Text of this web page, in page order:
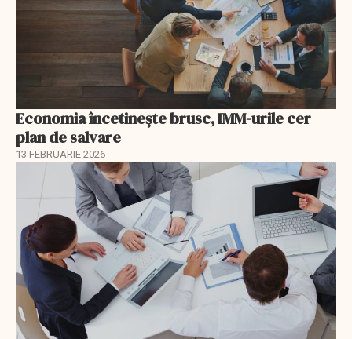
Economia încetinește brusc, IMM-urile cer
plan de salvare
13 FEBRUARIE 2026